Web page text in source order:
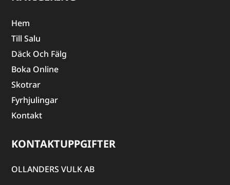
Hem
Till Salu
Däck Och Fälg
Boka Online
Skotrar
Fyrhjulingar
Kontakt
KONTAKTUPPGIFTER
OLLANDERS VULK AB